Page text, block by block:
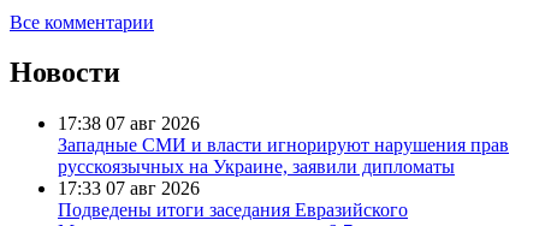
Все комментарии
Новости
17:38 07 авг 2026
Западные СМИ и власти игнорируют нарушения прав
русскоязычных на Украине, заявили дипломаты
17:33 07 авг 2026
Подведены итоги заседания Евразийского